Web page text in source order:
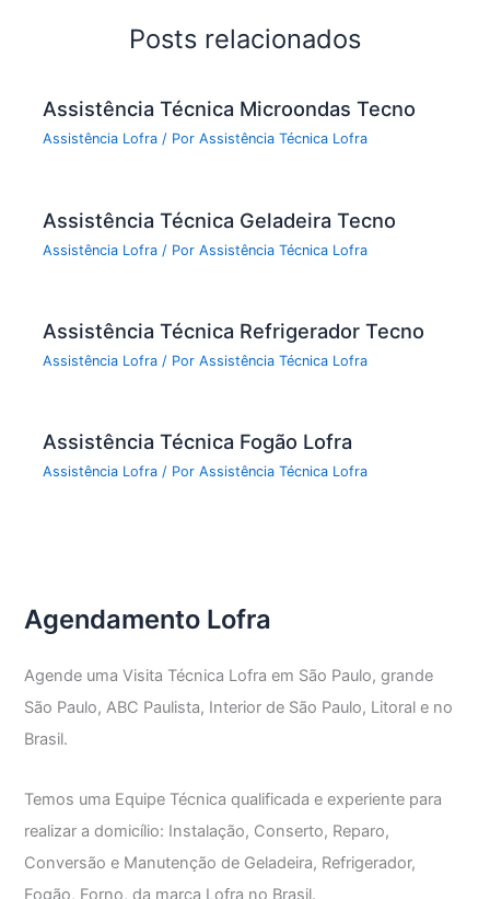
Posts relacionados
Assistência Técnica Microondas Tecno
Assistência Lofra / PorAssistência Técnica Lofra
Assistência Técnica Geladeira Tecno
Assistência Lofra / PorAssistência Técnica Lofra
Assistência Técnica Refrigerador Tecno
Assistência Lofra / PorAssistência Técnica Lofra
Assistência Técnica Fogão Lofra
Assistência Lofra / PorAssistência Técnica Lofra
Agendamento Lofra
Agende uma Visita Técnica Lofra em São Paulo, grande
São Paulo, ABC Paulista, Interior de São Paulo, Litoral e no
Brasil.
Temos uma Equipe Técnica qualificada e experiente para
realizar a domicílio: Instalação, Conserto, Reparo,
Conversão e Manutenção de Geladeira, Refrigerador,
Fogão, Forno, da marca Lofra no Brasil.